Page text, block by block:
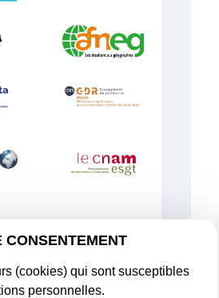
CONSENTEMENT
(cookies) qui sont susceptibles
personnelles.